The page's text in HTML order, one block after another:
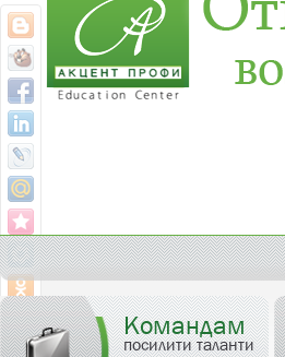
Командам
посилити таланти